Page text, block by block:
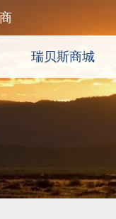
瑞贝斯商城